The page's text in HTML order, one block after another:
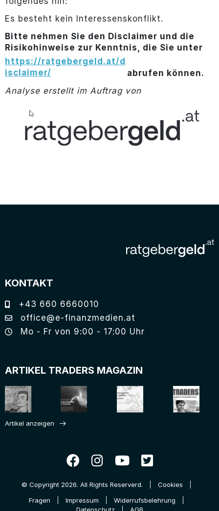
Es besteht kein Interessenskonflikt.
Bitte nehmen Sie den Disclaimer und die
Risikohinweise zur Kenntnis, die Sie unter
https://ratgebergeld.at/d
isclaimer/
abrufen können.
Analyse erstellt im Auftrag von
KONTAKT
+43 660 6660010
office@e-finanzmedien.at
Mo - Fr von 9:00 - 17:00 Uhr
ARTIKEL TRADERS MAGAZIN
Artikel anzeigen
© Copyright 2026. All Rights Reserverd.
Cookies
Fragen
Impressum
Widerrufsbelehrung